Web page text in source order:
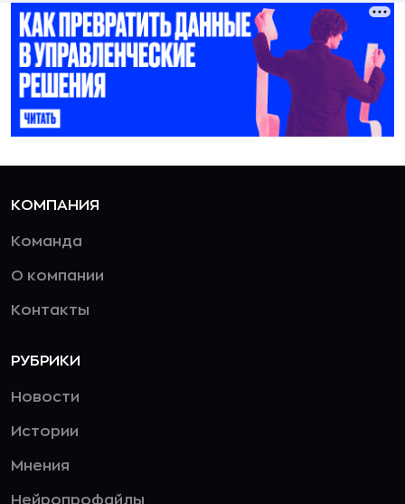
КОМПАНИЯ
Команда
О компании
Контакты
РУБРИКИ
Новости
Истории
Мнения
Нейропрофайлы